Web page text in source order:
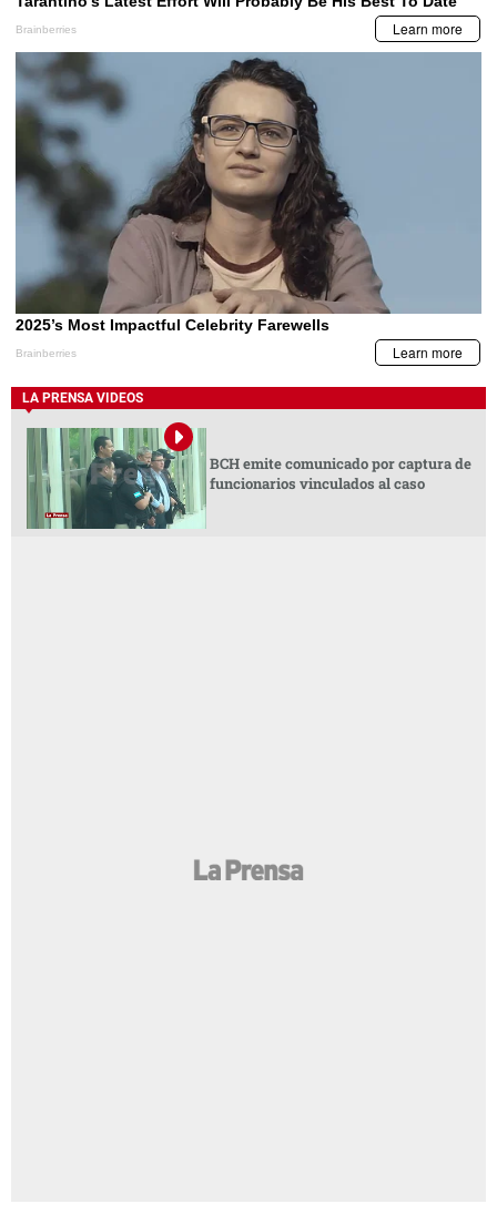
LA PRENSA VIDEOS
BCH emite comunicado por captura de
funcionarios vinculados al caso